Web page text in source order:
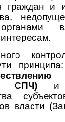
граждан и
СПЧ) и
власти